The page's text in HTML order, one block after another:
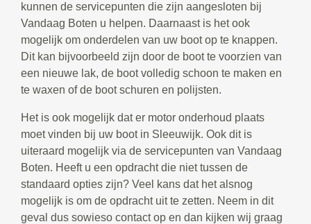
kunnen de servicepunten die zijn aangesloten bij
Vandaag Boten u helpen. Daarnaast is het ook
mogelijk om onderdelen van uw boot op te knappen.
Dit kan bijvoorbeeld zijn door de boot te voorzien van
een nieuwe lak, de boot volledig schoon te maken en
te waxen of de boot schuren en polijsten.
Het is ook mogelijk dat er motor onderhoud plaats
moet vinden bij uw boot in Sleeuwijk. Ook dit is
uiteraard mogelijk via de servicepunten van Vandaag
Boten. Heeft u een opdracht die niet tussen de
standaard opties zijn? Veel kans dat het alsnog
mogelijk is om de opdracht uit te zetten. Neem in dit
geval dus sowieso contact op en dan kijken wij graag